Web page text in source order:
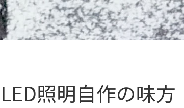
LED照明自作の味方